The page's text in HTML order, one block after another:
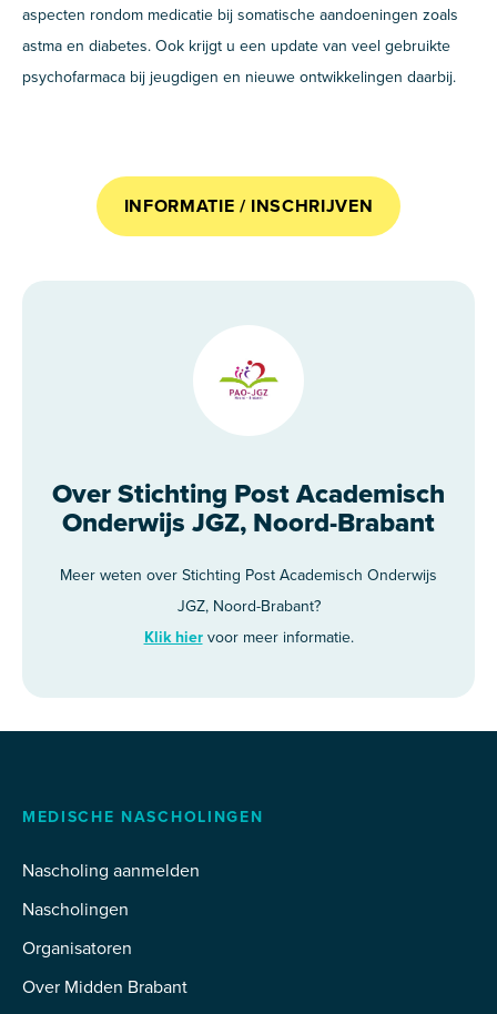
aspecten rondom medicatie bij somatische aandoeningen zoals
astma en diabetes. Ook krijgt u een update van veel gebruikte
psychofarmaca bij jeugdigen en nieuwe ontwikkelingen daarbij.
INFORMATIE / INSCHRIJVEN
Over Stichting Post Academisch
Onderwijs JGZ, Noord-Brabant
Meer weten over Stichting Post Academisch Onderwijs
JGZ, Noord-Brabant?
Klik hiervoor meer informatie.
MEDISCHE NASCHOLINGEN
Nascholing aanmelden
Nascholingen
Organisatoren
Over Midden Brabant